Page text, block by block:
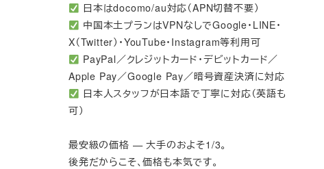
日本はdocomo/au対応（APN切替不要）
中国本土プランはVPNなしでGoogle・LINE・
X（Twitter）・YouTube・Instagram等利用可
PayPal／クレジットカード・デビットカード／
Apple Pay／Google Pay／暗号資産決済に対応
日本人スタッフが日本語で丁寧に対応（英語も
可）
最安級の価格 — 大手のおよそ1/3。
後発だからこそ、価格も本気です。